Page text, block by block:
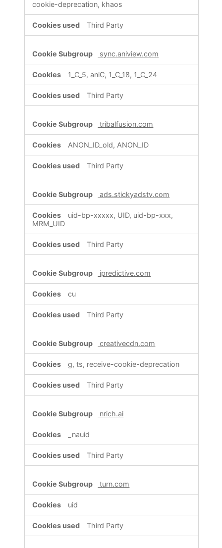
cookie-deprecation, khaos
Third Party
sync.aniview.com
1_C_5, aniC, 1_C_18, 1_C_24
Third Party
tribalfusion.com
ANON_ID_old, ANON_ID
Third Party
ads.stickyadstv.com
uid-bp-xxxxx, UID, uid-bp-xxx,
MRM_UID
Third Party
ipredictive.com
cu
Third Party
creativecdn.com
g, ts, receive-cookie-deprecation
Third Party
nrich.ai
_nauid
Third Party
turn.com
uid
Third Party